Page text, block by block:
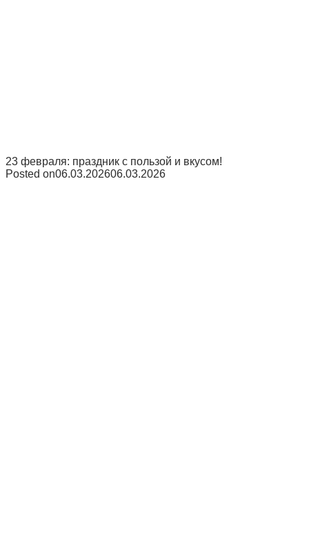
23 февраля: праздник с пользой и вкусом!
Posted on06.03.202606.03.2026